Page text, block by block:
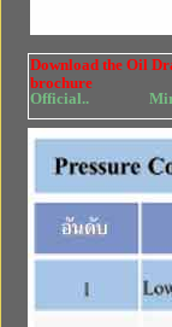
Download the Oil
brochure
Official..